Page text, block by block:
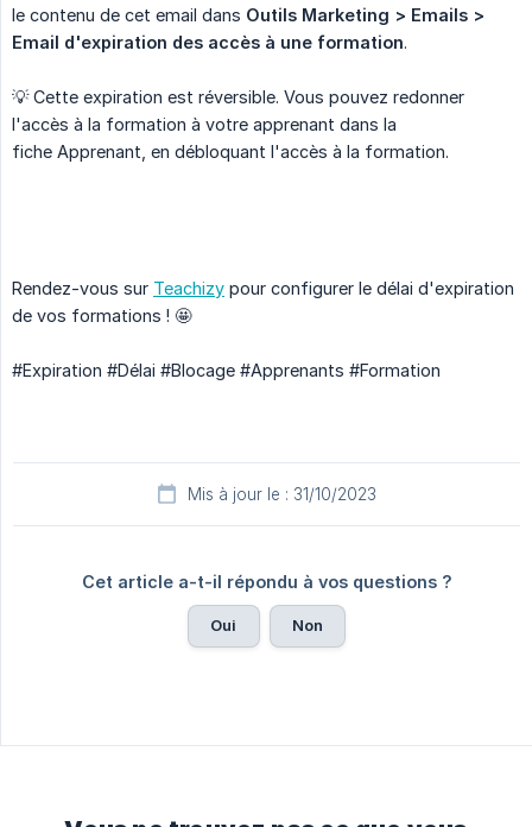
le contenu de cet email dans Outils Marketing > Emails >
Email d'expiration des accès à une formation.
💡 Cette expiration est réversible. Vous pouvez redonner
l'accès à la formation à votre apprenant dans la
fiche Apprenant, en débloquant l'accès à la formation.
Rendez-vous sur Teachizy pour configurer le délai d'expiration
de vos formations ! 🤩
#Expiration #Délai #Blocage #Apprenants #Formation
Mis à jour le : 31/10/2023
Cet article a-t-il répondu à vos questions ?
Oui Non